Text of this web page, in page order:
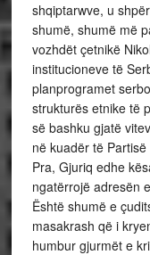
shqiptarwve, u
shumë, shumë më
vozhdët çetnikë
institucioneve të
planprogramet
strukturës etnike të
së bashku gjatë
në kuadër të
Pra, Gjuriq edhe
ngatërrojë adresën
Është shumë e
masakrash që i
humbur gjurmët e